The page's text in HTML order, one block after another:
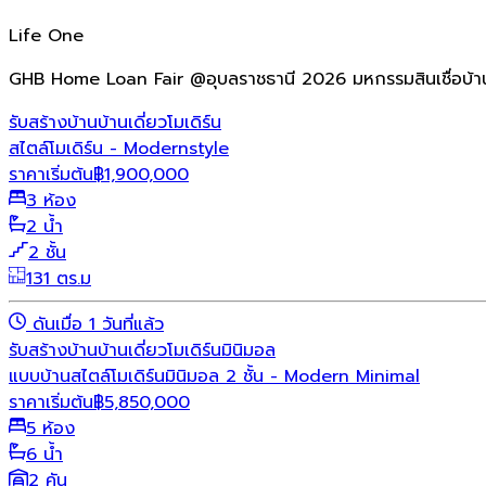
Life One
GHB Home Loan Fair @อุบลราชธานี 2026 มหกรรมสินเชื่อบ้
รับสร้างบ้านบ้านเดี่ยวโมเดิร์น
สไตล์โมเดิร์น - Modernstyle
ราคาเริ่มต้น฿1,900,000
3 ห้อง
2 น้ำ
2 ชั้น
131 ตร.ม
ดันเมื่อ 1 วันที่แล้ว
รับสร้างบ้านบ้านเดี่ยวโมเดิร์นมินิมอล
แบบบ้านสไตล์โมเดิร์นมินิมอล 2 ชั้น - Modern Minimal
ราคาเริ่มต้น฿5,850,000
5 ห้อง
6 น้ำ